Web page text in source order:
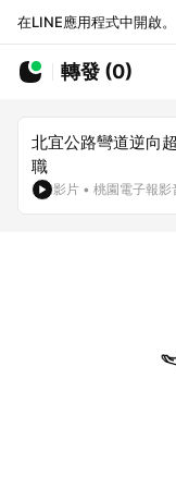
在LINE應用程式中開啟。
轉發 (0)
北宜公路彎道逆向
職
影片 • 桃園電子報影